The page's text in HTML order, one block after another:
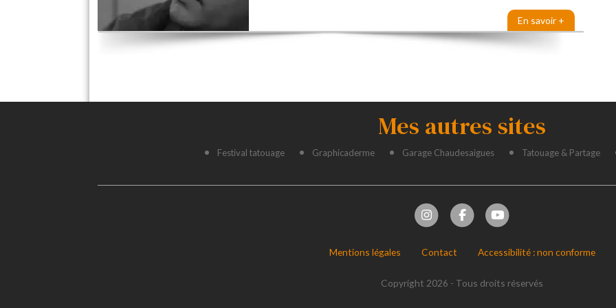
En savoir +
Mes autres sites
Festival tatouage Graphicaderme Garage Chaudesaigues Tatouage & Partage
Mentions légales Contact Accessibilité : non conforme
Copyright 2026 - Tous droits réservés